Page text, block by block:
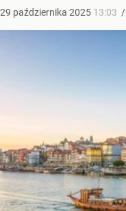
29 października 2025 13:03 /